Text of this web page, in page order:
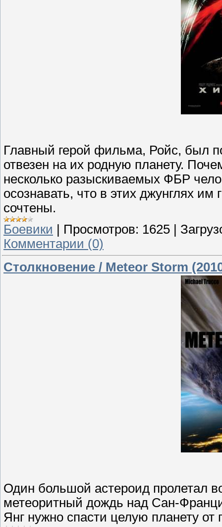
Главный герой фильма, Ройс, был
отвезен на их родную планету.
несколько разыскиваемых ФБР
осознавать, что в этих джунглях им
сочтены.
Боевики | Просмотров: 1625 |
Комментарии (0)
Столкновение / Meteor Storm
Один большой астероид пролетал
метеоритный дождь над Сан-
Янг нужно спасти целую планету от